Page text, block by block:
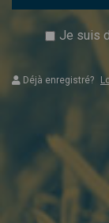
Je suis
Déjà enregistré?